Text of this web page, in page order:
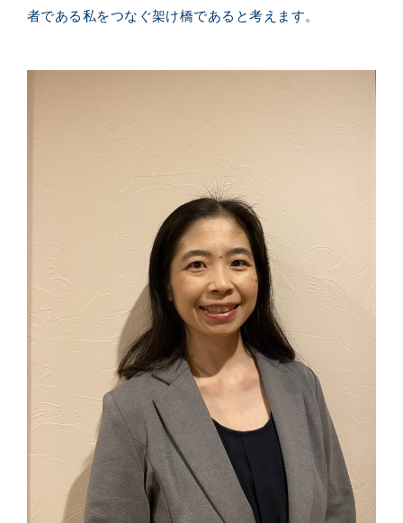
者である私をつなぐ架け橋であると考えます。